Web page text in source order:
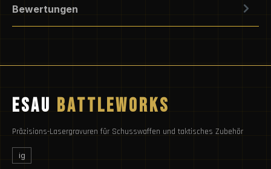
Bewertungen
ESAU BATTLEWORKS
Präzisions-Lasergravuren für Schusswaffen und taktisches Zubehör
ig